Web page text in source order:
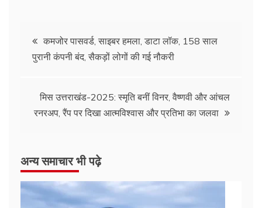
Post
navigation
कमजोर पासवर्ड, साइबर हमला, डाटा लॉक, 158 साल
पुरानी कंपनी बंद, सैकड़ों लोगों की गई नौकरी
मिस उत्तराखंड-2025: स्मृति बनीं विनर, वैष्णवी और आंचल
रनरअप, रैंप पर दिखा आत्मविश्वास और प्रतिभा का जलवा
अन्य समाचार भी पढ़े